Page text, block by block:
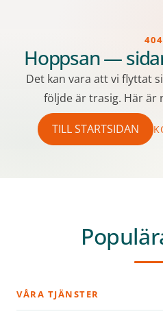
404
Hoppsan —
Det kan vara att vi flyttat
följde är trasig. Här är
TILL STARTSIDAN
VÅRA TJÄNSTER